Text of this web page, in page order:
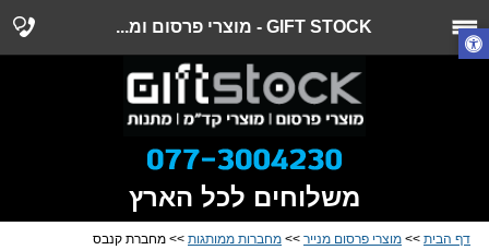
GIFT STOCK - מוצרי פרסום ומ...
משלוחים לכל הארץ
דף הבית >> מוצרי פרסום מנייר >> מחברות ממותגות >> מחברת קנבס